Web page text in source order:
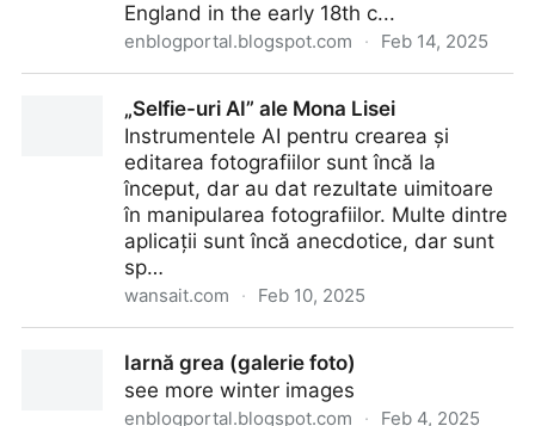
England in the early 18th c...
enblogportal.blogspot.com · Feb 14, 2025
„Selfie-uri AI” ale Mona Lisei
Instrumentele AI pentru crearea și
editarea fotografiilor sunt încă la
început, dar au dat rezultate uimitoare
în manipularea fotografiilor. Multe dintre
aplicații sunt încă anecdotice, dar sunt
sp…
wansait.com · Feb 10, 2025
Iarnă grea (galerie foto)
see more winter images
enblogportal.blogspot.com · Feb 4, 2025